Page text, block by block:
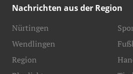
Nachrichten aus der Region
Nürtingen
Wendlingen
Region